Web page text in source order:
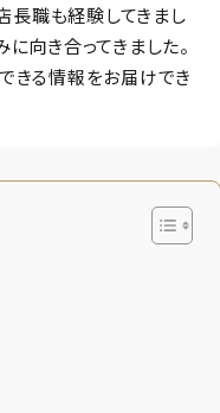
長職も経験してきまし
向き合ってきました。
きる情報をお届けでき